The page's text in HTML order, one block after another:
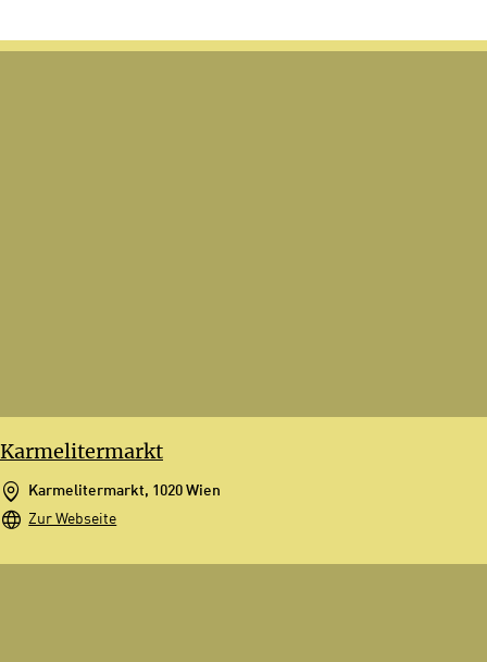
Karmelitermarkt
Karmelitermarkt, 1020 Wien
Zur Webseite